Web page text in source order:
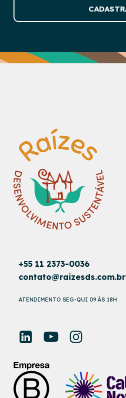
+55 11 2373-0036
contato@raizesds.com.br
ATENDIMENTO SEG-QUI 09 ÀS 18H